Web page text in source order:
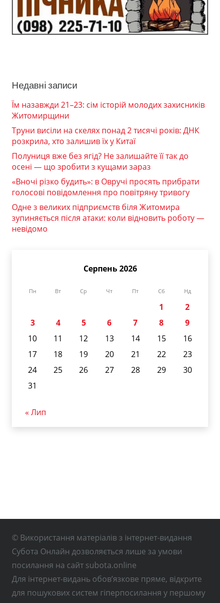
Недавні записи
Їм назавжди 21–23: сім історій молодих захисників
Житомирщини
Труни висіли на скелях понад 2 тисячі років: ДНК
розкрила, хто залишив їх у Китаї
Полуниця вже без ягід? Не залишайте її так до
осені — що зробити з кущами зараз
«Вночі різко будить»: в Овручі просять прибрати
голосові повідомлення про повітряну тривогу
Одне з великих підприємств біля Житомира
зупиняється після атаки: коли відновить роботу —
невідомо
Серпень 2026
Пн Вт Ср Чт Пт Сб Нд
1
2
3
4 5 6 7 8
9
10
11 12 13 14 15
16
17
18 19 20 21 22
23
24
25 26 27 28 29
30
31
« Лип
© Використання матеріалів з інтернет-видання
Субота Онлайн дозволяється лише за умови
посилання на сайт subota.online
Для інтернет-видань обов’язкове пряме, відкрите
для пошукових систем гіперпосилання у першому